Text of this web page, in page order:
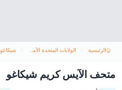
الرئيسية الولايات المتحدة الأمريكية شيكاغو
متحف الآيس كريم شيكاغو